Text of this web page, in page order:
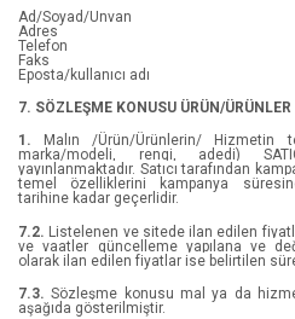
Ad/Soyad/Unvan
Adres
Telefon
Faks
Eposta/kullanıcı adı
7. SÖZLEŞME KONUSU ÜRÜN/
1. Malın /Ürün/Ürünlerin/ Hizmetin
marka/modeli, rengi, adedi)
yayınlanmaktadır. Satıcı tarafından
temel özelliklerini kampanya
tarihine kadar geçerlidir.
7.2. Listelenen ve sitede ilan edilen
ve vaatler güncelleme yapılana ve
olarak ilan edilen fiyatlar ise belirtilen
7.3. Sözleşme konusu mal ya da
aşağıda gösterilmiştir.
Hande Birsay
Hatice Çolak
Heather Pindax
Hector Garcia, Francesc Miralles
Helen Klein Ross
Çocuk Boyama
Korku Gerilim
Popüler Bilim
Genel İlgi
Deneme